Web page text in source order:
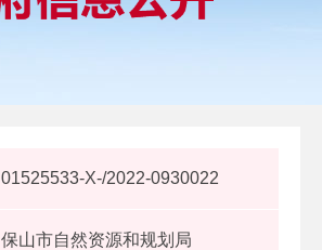
01525533-X-/2022-0930022
保山市自然资源和规划局